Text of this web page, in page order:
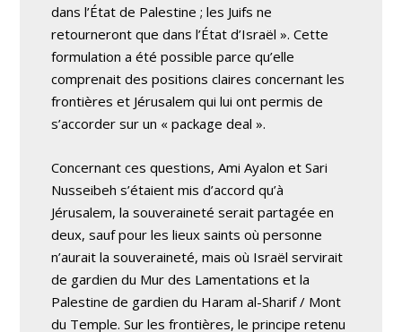
dans l’État de Palestine ; les Juifs ne
retourneront que dans l’État d’Israël ». Cette
formulation a été possible parce qu’elle
comprenait des positions claires concernant les
frontières et Jérusalem qui lui ont permis de
s’accorder sur un « package deal ».
Concernant ces questions, Ami Ayalon et Sari
Nusseibeh s’étaient mis d’accord qu’à
Jérusalem, la souveraineté serait partagée en
deux, sauf pour les lieux saints où personne
n’aurait la souveraineté, mais où Israël servirait
de gardien du Mur des Lamentations et la
Palestine de gardien du Haram al-Sharif / Mont
du Temple. Sur les frontières, le principe retenu